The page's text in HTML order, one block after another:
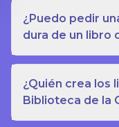
¿Puedo pedir
dura de un libro
¿Quién crea los
Biblioteca de la